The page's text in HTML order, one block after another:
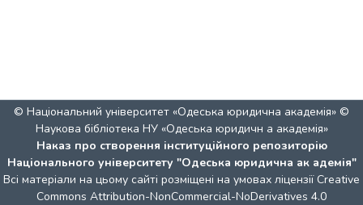
© Національний університет «Одеська юридична академія» ©
Наукова бібліотека НУ «Одеська юридичн а академія»
Наказ про створення інституційного репозиторію
Національного університету "Одеська юридична ак адемія"
Всі матеріали на цьому сайті розміщені на умовах ліцензії Creative
Commons Attribution-NonCommercial-NoDerivatives 4.0